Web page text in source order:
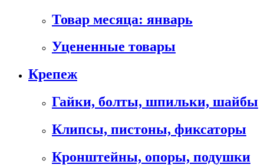
Товар месяца: январь
Уцененные товары
Крепеж
Гайки, болты, шпильки, шайбы
Клипсы, пистоны, фиксаторы
Кронштейны, опоры, подушки